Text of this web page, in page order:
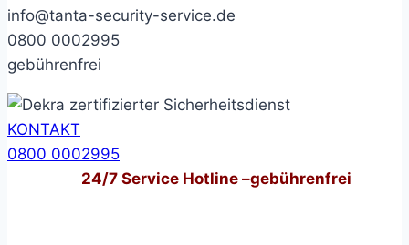
info@tanta-security-service.de
0800 0002995
gebührenfrei
KONTAKT
0800 0002995
24/7Service Hotline –gebührenfrei